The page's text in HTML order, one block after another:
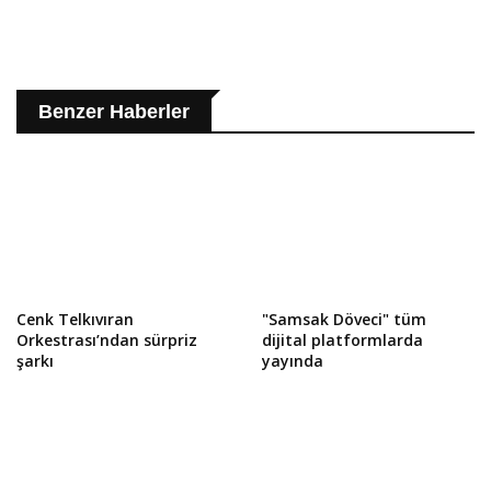
Benzer Haberler
Cenk Telkıvıran
Orkestrası’ndan sürpriz
şarkı
"Samsak Döveci" tüm
dijital platformlarda
yayında